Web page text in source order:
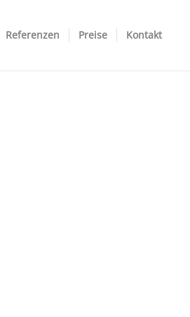
Referenzen Preise Kontakt